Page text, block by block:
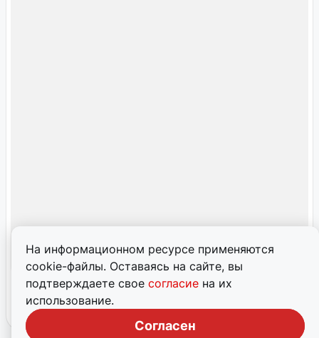
На информационном ресурсе применяются
cookie-файлы. Оставаясь на сайте, вы
подтверждаете свое согласие на их
использование.
Согласен